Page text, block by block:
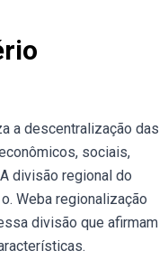
a descentralização das
sociais,
divisão regional do
Weba regionalização
divisão que afirmam